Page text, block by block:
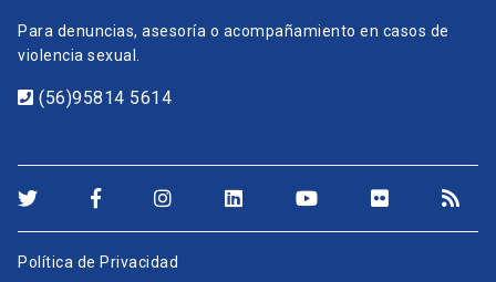
Para denuncias, asesoría o acompañamiento en casos de
violencia sexual.
(56)95814 5614
Política de Privacidad